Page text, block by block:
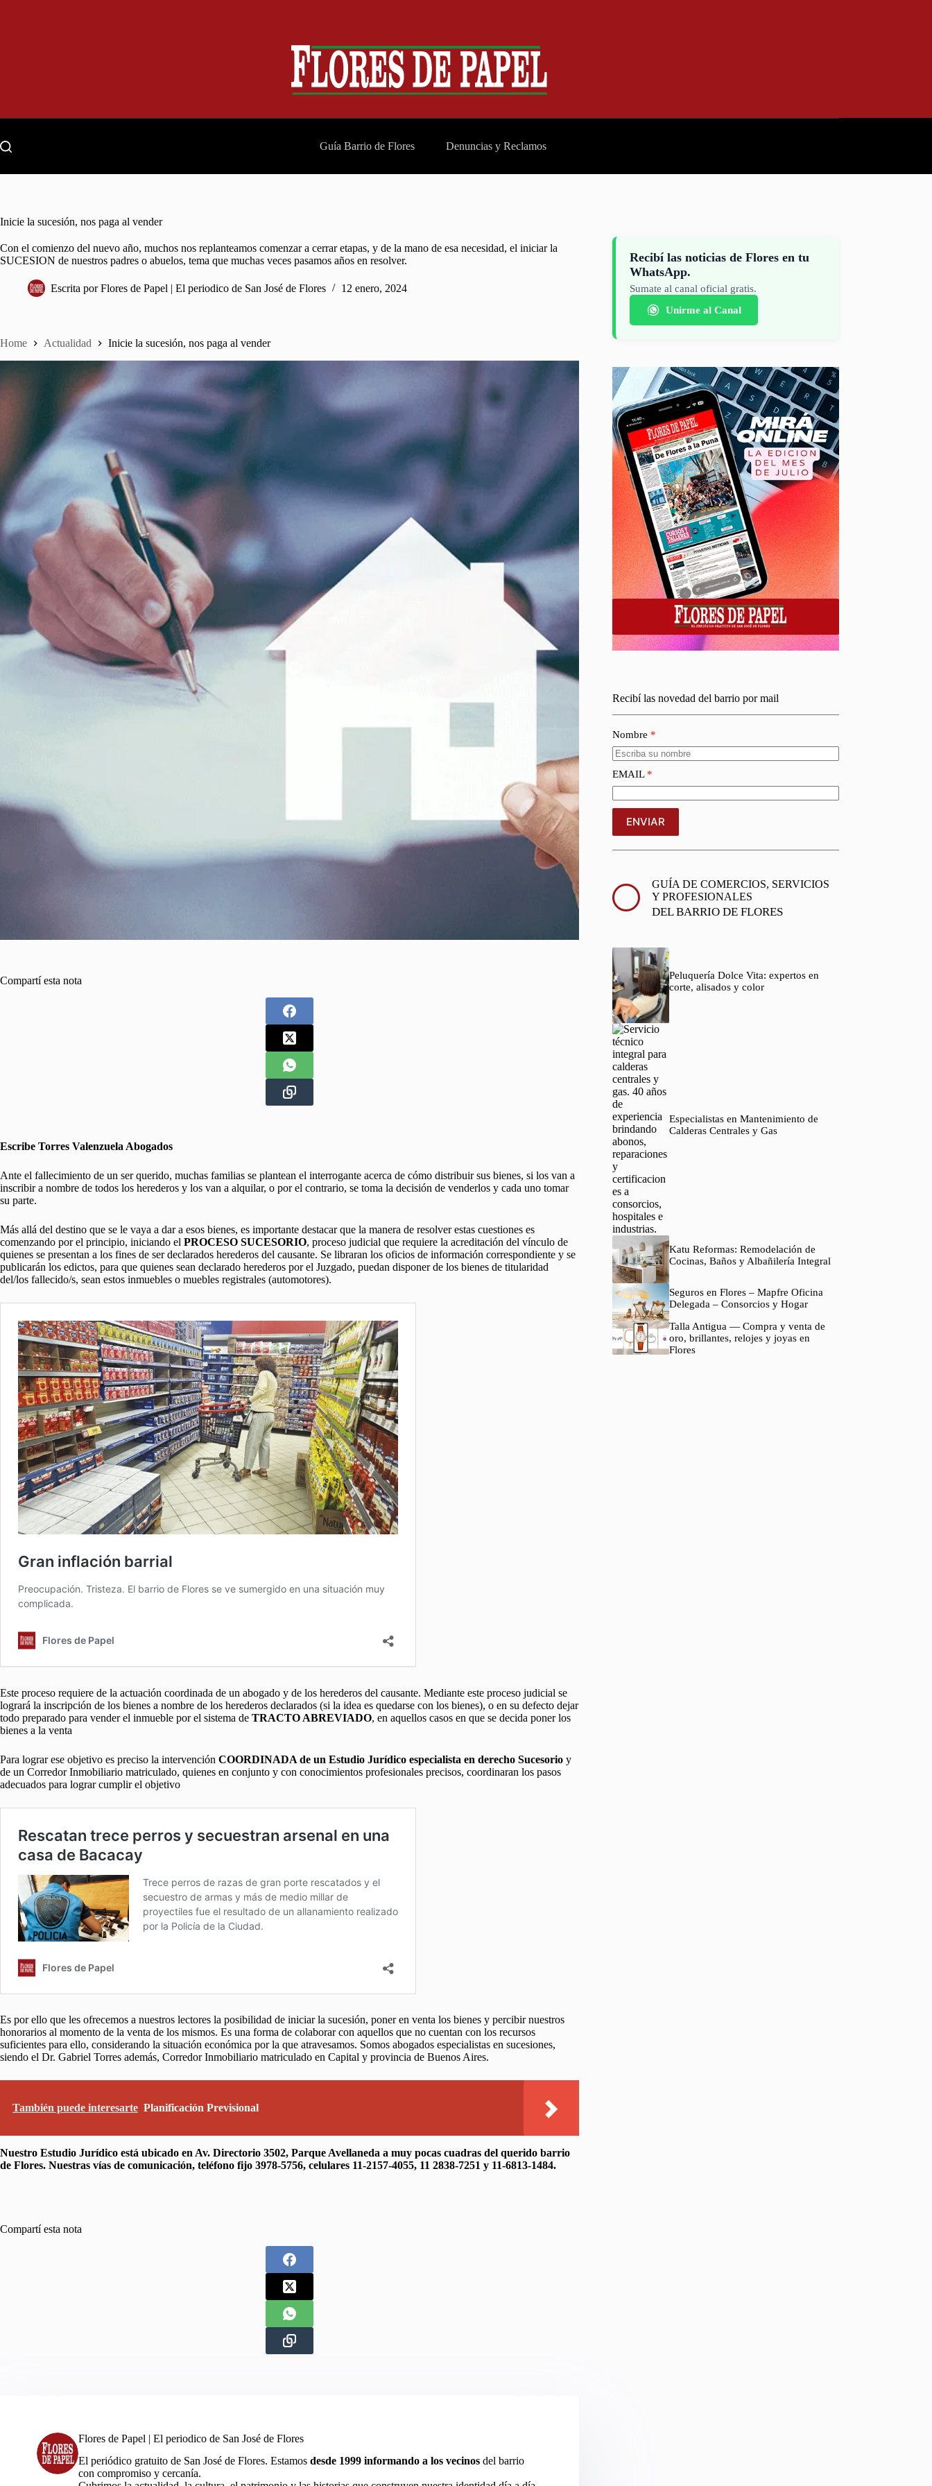
Guía Barrio de Flores Denuncias y Reclamos
Inicie la sucesión, nos paga al vender
Con el comienzo del nuevo año, muchos nos replanteamos comenzar a cerrar etapas, y de la mano de esa necesidad, el iniciar la
SUCESION de nuestros padres o abuelos, tema que muchas veces pasamos años en resolver.
Escrita por Flores de Papel | El periodico de San José de Flores 12 enero, 2024
Home Actualidad Inicie la sucesión, nos paga al vender
Compartí esta nota
Escribe Torres Valenzuela Abogados
Ante el fallecimiento de un ser querido, muchas familias se plantean el interrogante acerca de cómo distribuir sus bienes, si los van a
inscribir a nombre de todos los herederos y los van a alquilar, o por el contrario, se toma la decisión de venderlos y cada uno tomar
su parte.
Más allá del destino que se le vaya a dar a esos bienes, es importante destacar que la manera de resolver estas cuestiones es
comenzando por el principio, iniciando el PROCESO SUCESORIO, proceso judicial que requiere la acreditación del vínculo de
quienes se presentan a los fines de ser declarados herederos del causante. Se libraran los oficios de información correspondiente y se
publicarán los edictos, para que quienes sean declarado herederos por el Juzgado, puedan disponer de los bienes de titularidad
del/los fallecido/s, sean estos inmuebles o muebles registrales (automotores).
Este proceso requiere de la actuación coordinada de un abogado y de los herederos del causante. Mediante este proceso judicial se
logrará la inscripción de los bienes a nombre de los herederos declarados (si la idea es quedarse con los bienes), o en su defecto dejar
todo preparado para vender el inmueble por el sistema de TRACTO ABREVIADO, en aquellos casos en que se decida poner los
bienes a la venta
Para lograr ese objetivo es preciso la intervención COORDINADA de un Estudio Jurídico especialista en derecho Sucesorio y
de un Corredor Inmobiliario matriculado, quienes en conjunto y con conocimientos profesionales precisos, coordinaran los pasos
adecuados para lograr cumplir el objetivo
Es por ello que les ofrecemos a nuestros lectores la posibilidad de iniciar la sucesión, poner en venta los bienes y percibir nuestros
honorarios al momento de la venta de los mismos. Es una forma de colaborar con aquellos que no cuentan con los recursos
suficientes para ello, considerando la situación económica por la que atravesamos. Somos abogados especialistas en sucesiones,
siendo el Dr. Gabriel Torres además, Corredor Inmobiliario matriculado en Capital y provincia de Buenos Aires.
También puede interesarte Planificación Previsional
Nuestro Estudio Jurídico está ubicado en Av. Directorio 3502, Parque Avellaneda a muy pocas cuadras del querido barrio
de Flores. Nuestras vías de comunicación, teléfono fijo 3978-5756, celulares 11-2157-4055, 11 2838-7251 y 11-6813-1484.
Compartí esta nota
Flores de Papel | El periodico de San José de Flores
El periódico gratuito de San José de Flores. Estamos desde 1999 informando a los vecinos del barrio
con compromiso y cercanía.
Recibí las noticias de Flores en tu
WhatsApp.
Sumate al canal oficial gratis.
Unirme al Canal
Recibí las novedad del barrio por mail
Nombre
EMAIL
ENVIAR
GUÍA DE COMERCIOS, SERVICIOS
Y PROFESIONALES
DEL BARRIO DE FLORES
Peluquería Dolce Vita: expertos en
corte, alisados y color
Especialistas en Mantenimiento de
Calderas Centrales y Gas
Katu Reformas: Remodelación de
Cocinas, Baños y Albañilería Integral
Seguros en Flores – Mapfre Oficina
Delegada – Consorcios y Hogar
Talla Antigua — Compra y venta de
oro, brillantes, relojes y joyas en
Flores